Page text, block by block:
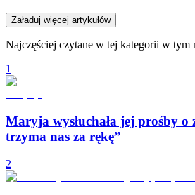
Załaduj więcej artykułów
Najczęściej czytane w tej kategorii w tym
1
Maryja wysłuchała jej prośby o
trzyma nas za rękę”
2